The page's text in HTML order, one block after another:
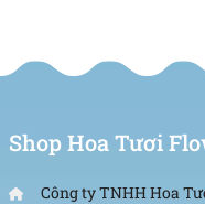
Shop Hoa Tươi
Công ty TNHH Hoa